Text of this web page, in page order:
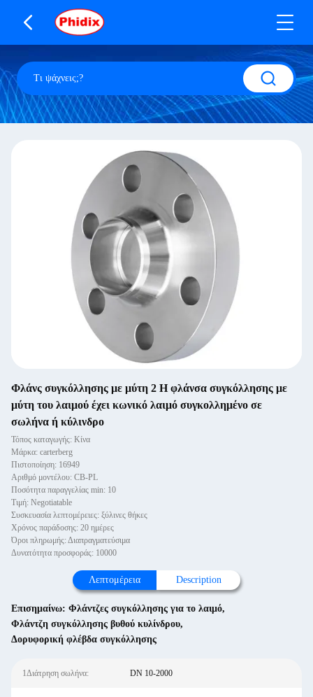
Φλάνς συγκόλλησης με μύτη 2 Η φλάνσα συγκόλλησης με
μύτη του λαιμού έχει κωνικό λαιμό συγκολλημένο σε
σωλήνα ή κύλινδρο
Τόπος καταγωγής: Κίνα
Μάρκα: carterberg
Πιστοποίηση: 16949
Αριθμό μοντέλου: CB-PL
Ποσότητα παραγγελίας min: 10
Τιμή: Negotiatable
Συσκευασία λεπτομέρειες: ξύλινες θήκες
Χρόνος παράδοσης: 20 ημέρες
Όροι πληρωμής: Διαπραγματεύσιμα
Δυνατότητα προσφοράς: 10000
Λεπτομέρεια Description
Επισημαίνω: Φλάντζες συγκόλλησης για το λαιμό,
Φλάντζη συγκόλλησης βυθού κυλίνδρου,
Δορυφορική φλέβδα συγκόλλησης
1Διάτρηση σωλήνα: DN 10-2000